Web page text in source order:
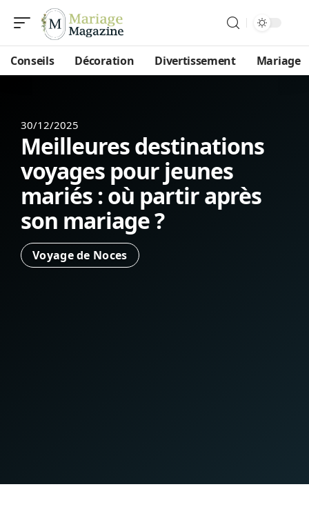
Conseils Décoration Divertissement Mariage
30/12/2025
Meilleures destinations
voyages pour jeunes
mariés : où partir après
son mariage ?
Voyage de Noces